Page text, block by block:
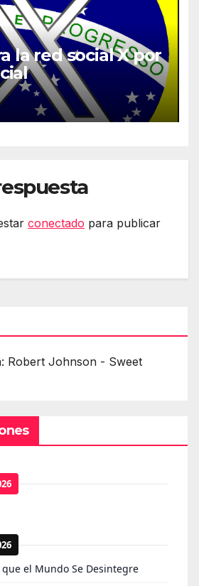
la red social X por
conectado para publicar
Robert Johnson - Sweet